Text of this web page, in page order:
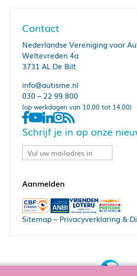
Contact
Nederlandse Vereniging voor
Weltevreden 4a
3731 AL De Bilt
info@autisme.nl
030 – 22 99 800
(op werkdagen van 10.00 tot 14.00)
Schrijf je in op onze
Sitemap– Privacyverklaring &